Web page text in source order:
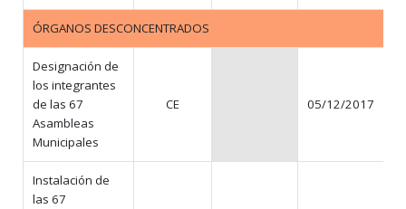
ÓRGANOS DESCONCENTRADOS
Designación de
los integrantes
de las 67
Asambleas
Municipales
CE 05/12/2017
Instalación de
las 67